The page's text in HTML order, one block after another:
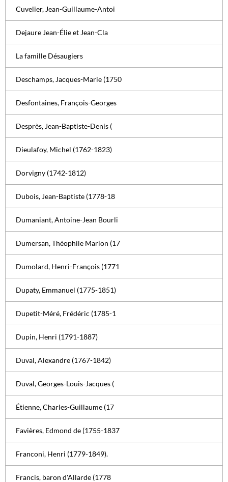
Cuvelier, Jean-Guillaume-Antoi
Dejaure Jean-Élie et Jean-Cla
La famille Désaugiers
Deschamps, Jacques-Marie (1750
Desfontaines, François-Georges
Desprès, Jean-Baptiste-Denis (
Dieulafoy, Michel (1762-1823)
Dorvigny (1742-1812)
Dubois, Jean-Baptiste (1778-18
Dumaniant, Antoine-Jean Bourli
Dumersan, Théophile Marion (17
Dumolard, Henri-François (1771
Dupaty, Emmanuel (1775-1851)
Dupetit-Méré, Frédéric (1785-1
Dupin, Henri (1791-1887)
Duval, Alexandre (1767-1842)
Duval, Georges-Louis-Jacques (
Étienne, Charles-Guillaume (17
Favières, Edmond de (1755-1837
Franconi, Henri (1779-1849).
Francis, baron d'Allarde (1778